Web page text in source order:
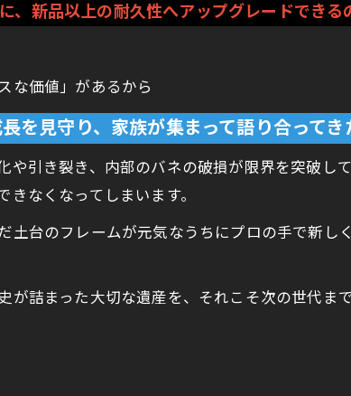
新品以上の耐久性へアップグレードできる
な価値」があるから
を見守り、家族が集まって語り合ってき
引き裂き、内部のバネの破損が限界を突破し
なくなってしまいます。
土台のフレームが元気なうちにプロの手で新
詰まった大切な遺産を、それこそ次の世代ま